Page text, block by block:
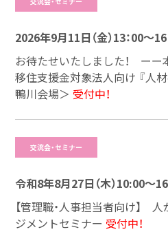
2026年9月11日（金）13：00～16
お待たせいたしました！ ーー
移住支援金対象法人向け 『人
鴨川会場＞ 受付中！
交流会・セミナー
令和8年8月27日（木）10:00～
【管理職・人事担当者向け】
ジメントセミナー 受付中！